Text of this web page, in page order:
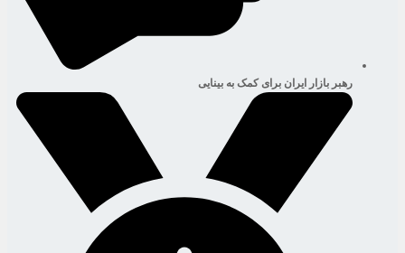
رهبر بازار ایران برای کمک به بینایی